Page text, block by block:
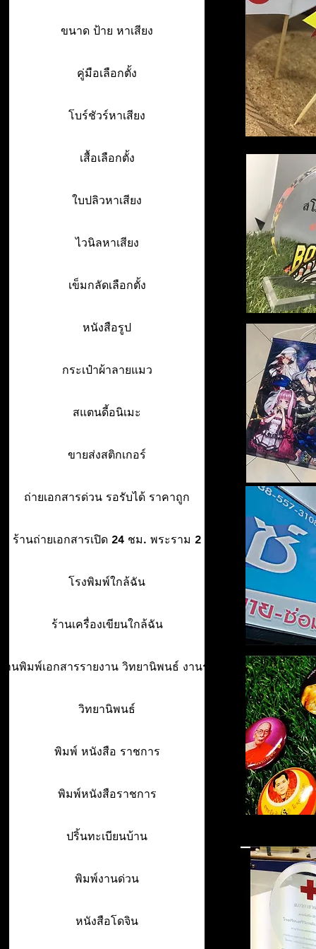
ขนาด ป้าย หาเสียง
คู่มือเลือกตั้ง
โบร์ชัวร์หาเสียง
เสื้อเลือกตั้ง
ใบปลิวหาเสียง
ไวนิลหาเสียง
เข็มกลัดเลือกตั้ง
หนังสือรูป
กระเป๋าผ้าลายแมว
สแตนดี้อนิเมะ
ขายส่งสติกเกอร์
ถ่ายเอกสารด่วน รอรับได้ ราคาถูก
ร้านถ่ายเอกสารเปิด 24 ชม. พระราม 2
โรงพิมพ์ใกล้ฉัน
ร้านเครื่องเขียนใกล้ฉัน
านพิมพ์เอกสารรายงาน วิทยานิพนธ์ งานรา
วิทยานิพนธ์
พิมพ์ หนังสือ ราชการ
พิมพ์หนังสือราชการ
ปริ้นทะเบียนบ้าน
พิมพ์งานด่วน
หนังสือโดจิน